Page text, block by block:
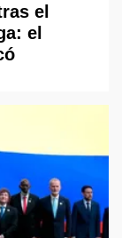
el
el